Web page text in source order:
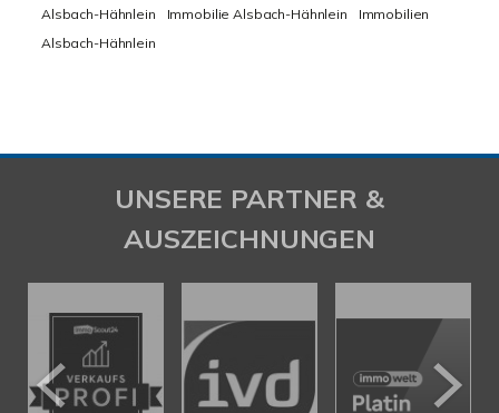
Alsbach-Hähnlein
Immobilie Alsbach-Hähnlein
Immobilien
Alsbach-Hähnlein
UNSERE PARTNER &
AUSZEICHNUNGEN